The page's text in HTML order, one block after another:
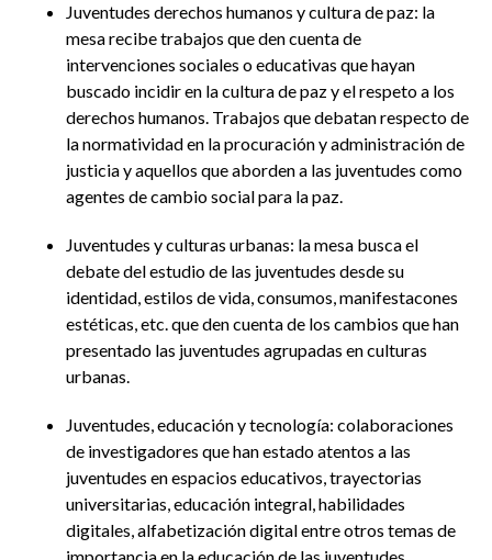
Juventudes derechos humanos y cultura de paz: la
mesa recibe trabajos que den cuenta de
intervenciones sociales o educativas que hayan
buscado incidir en la cultura de paz y el respeto a los
derechos humanos. Trabajos que debatan respecto de
la normatividad en la procuración y administración de
justicia y aquellos que aborden a las juventudes como
agentes de cambio social para la paz.
Juventudes y culturas urbanas: la mesa busca el
debate del estudio de las juventudes desde su
identidad, estilos de vida, consumos, manifestacones
estéticas, etc. que den cuenta de los cambios que han
presentado las juventudes agrupadas en culturas
urbanas.
Juventudes, educación y tecnología: colaboraciones
de investigadores que han estado atentos a las
juventudes en espacios educativos, trayectorias
universitarias, educación integral, habilidades
digitales, alfabetización digital entre otros temas de